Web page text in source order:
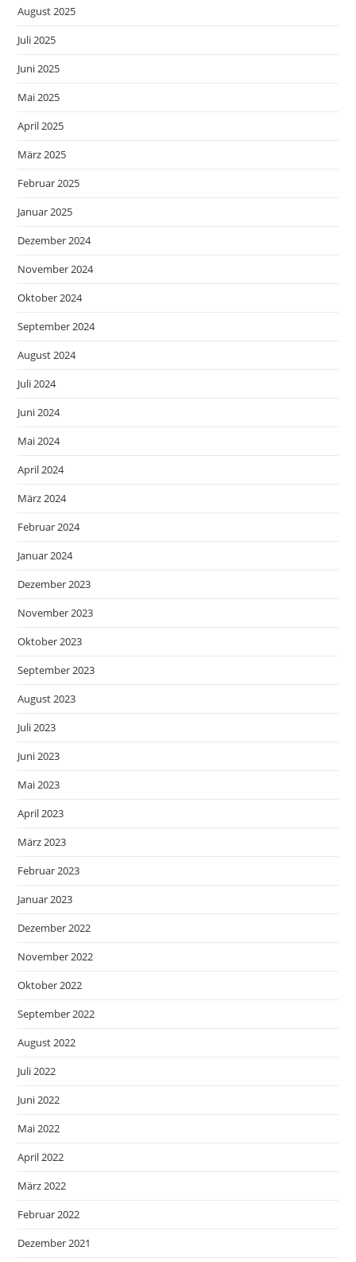
August 2025
Juli 2025
Juni 2025
Mai 2025
April 2025
März 2025
Februar 2025
Januar 2025
Dezember 2024
November 2024
Oktober 2024
September 2024
August 2024
Juli 2024
Juni 2024
Mai 2024
April 2024
März 2024
Februar 2024
Januar 2024
Dezember 2023
November 2023
Oktober 2023
September 2023
August 2023
Juli 2023
Juni 2023
Mai 2023
April 2023
März 2023
Februar 2023
Januar 2023
Dezember 2022
November 2022
Oktober 2022
September 2022
August 2022
Juli 2022
Juni 2022
Mai 2022
April 2022
März 2022
Februar 2022
Dezember 2021